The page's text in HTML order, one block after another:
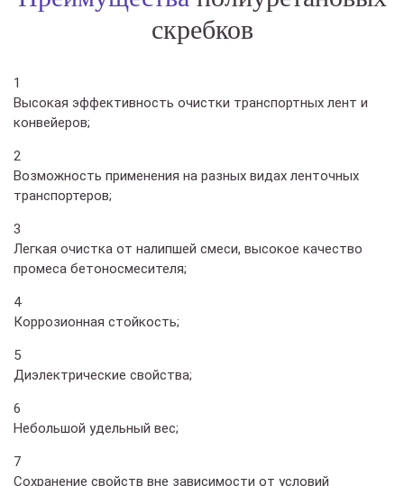
скребков
1
Высокая эффективность очистки транспортных лент и
конвейеров;
2
Возможность применения на разных видах ленточных
транспортеров;
3
Легкая очистка от налипшей смеси, высокое качество
промеса бетоносмесителя;
4
Коррозионная стойкость;
5
Диэлектрические свойства;
6
Небольшой удельный вес;
7
Сохранение свойств вне зависимости от условий